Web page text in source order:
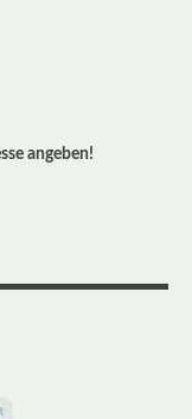
angeben!